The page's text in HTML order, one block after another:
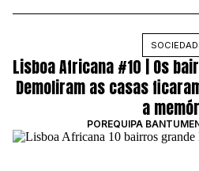
MÚSICA
SOCIEDADE
GRL PWR
Lisboa Africana #10 | Os
Demoliram as casas
a
POREQUIPA